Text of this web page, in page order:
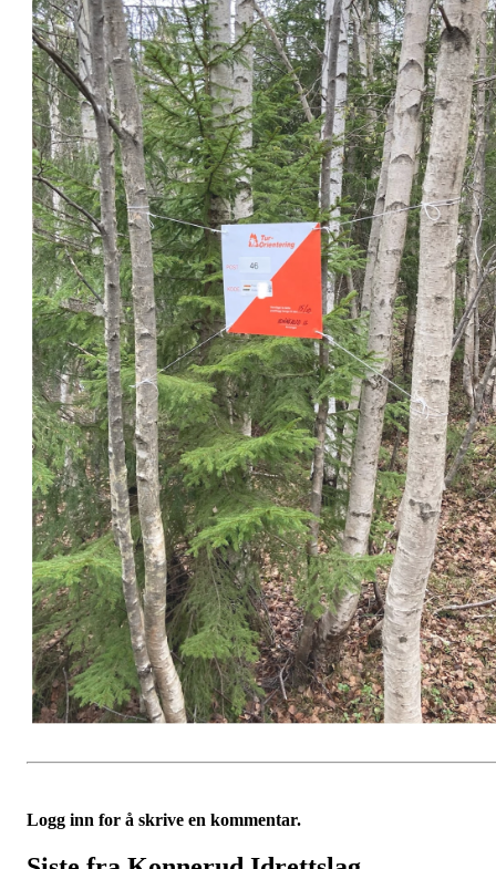
Logg inn for å skrive en kommentar.